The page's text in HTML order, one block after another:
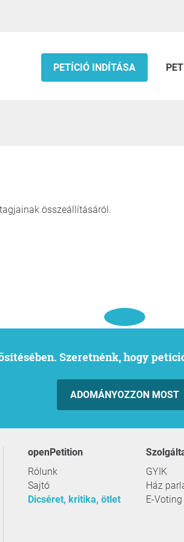
PETÍCIÓ INDÍTÁSA
összeállításáról.
Szeretnénk, hogy
ADOMÁNYOZZON MOST
openPetition
Rólunk
Sajtó
Dicséret, kritika, ötlet
GYIK
Ház
E-Voting